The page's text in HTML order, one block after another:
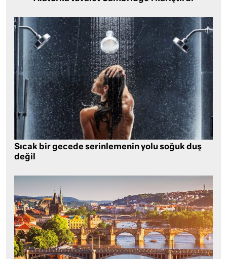
Sıcak bir gecede serinlemenin yolu soğuk duş
değil